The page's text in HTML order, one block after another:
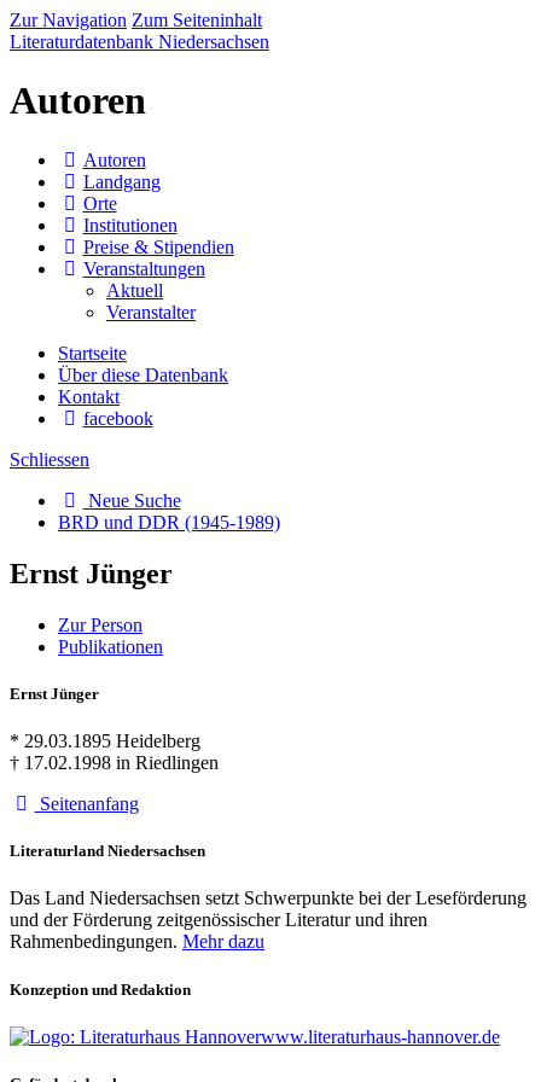
Zur Navigation Zum Seiteninhalt
Literaturdatenbank Niedersachsen
Autoren
Autoren
Landgang
Orte
Institutionen
Preise & Stipendien
Veranstaltungen
Aktuell
Veranstalter
Startseite
Über diese Datenbank
Kontakt
facebook
Schliessen
Neue Suche
BRD und DDR (1945-1989)
Ernst Jünger
Zur Person
Publikationen
Ernst Jünger
* 29.03.1895 Heidelberg
† 17.02.1998 in Riedlingen
Seitenanfang
Literaturland Niedersachsen
Das Land Niedersachsen setzt Schwerpunkte bei der Leseförderung
und der Förderung zeitgenössischer Literatur und ihren
Rahmenbedingungen. Mehr dazu
Konzeption und Redaktion
www.literaturhaus-hannover.de